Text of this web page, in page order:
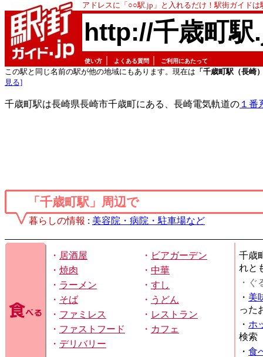
アドレスに「○○駅.jp」と入れるだけ！駅街ガイド
http://千歳町駅
使い方 よくある質問 ご利用にあたって
この駅と同じ名前の駅が他の地域にもあります。現在は 「千歳町駅（長崎
見る]
千歳町駅は長崎県長崎市千歳町にある、長崎電気軌道の １番
「千歳町駅」周辺で
暮らしの情報 : 美容院・病院・駐車場など
・ 居酒屋 ・ ビアガーデン
・ 焼肉 ・ 中華
・ ラーメン ・ すし
・ そば ・ うどん
・ ファミレス ・ レストラン
・ ファストフード ・ カフェ
・ デリバリー
千歳
れと
・ぐ
・ 美
った
・ ホ
検索
・ 食